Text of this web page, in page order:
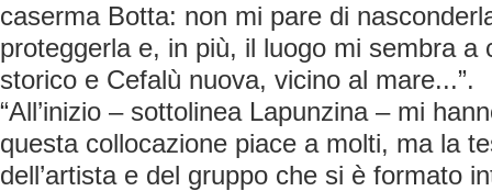
caserma Botta: non mi pare di
proteggerla e, in più, il luogo mi sembra a
storico e Cefalù nuova, vicino al mare...”.
“All’inizio – sottolinea Lapunzina – mi
questa collocazione piace a molti, ma la
dell’artista e del gruppo che si è formato